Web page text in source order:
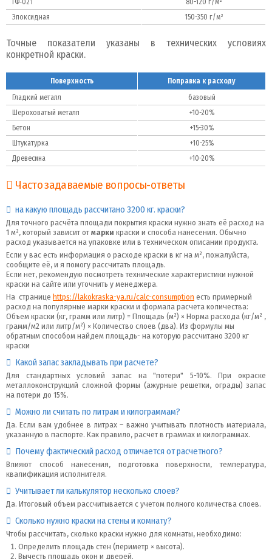
ГФ‑021
80-120 г/м²
Эпоксидная
150-350 г/м²
Точные показатели указаны в технических условиях
конкретной краски.
Поверхность
Поправка к расходу
Гладкий металл
базовый
Шероховатый металл
+10-20%
Бетон
+15-30%
Штукатурка
+10-25%
Древесина
+10-20%
Часто задаваемые вопросы-ответы
на какую площадь рассчитано 3200 кг. краски?
Для точного расчёта площади покрытия краски нужно знать её расход на
1 м², который зависит отмарки краски и способа нанесения. Обычно
расход указывается на упаковке или в техническом описании продукта.
Если у вас есть информация о расходе краски в кг на м², пожалуйста,
сообщите её, и я помогу рассчитать площадь.
Если нет, рекомендую посмотреть технические характеристики нужной
краски на сайте или уточнить у менеджера.
На странице https://lakokraska-ya.ru/calc-consumption есть примерный
расход на популярные марки краски и формала расчета количества:
Объем краски (кг, грамм или литр) = Площадь (м²) × Норма расхода (кг/м² ,
грамм/м2 или литр/м²) × Количество слоев (два). Из формулы мы
обратным способом найдем площадь- на которую рассчитано 3200 кг
краски
Какой запас закладывать при расчете?
Для стандартных условий запас на "потери" 5-10%. При окраске
металлоконструкций сложной формы (ажурные решетки, ограды) запас
на потери до 15%.
Можно ли считать по литрам и килограммам?
Да. Если вам удобнее в литрах – важно учитывать плотность материала,
указанную в паспорте. Как правило, расчет в граммах и килограммах.
Почему фактический расход отличается от расчетного?
Влияют способ нанесения, подготовка поверхности, температура,
квалификация исполнителя.
Учитывает ли калькулятор несколько слоев?
Да. Итоговый объем рассчитывается с учетом полного количества слоев.
Сколько нужно краски на стены и комнату?
Чтобы рассчитать, сколько краски нужно для комнаты, необходимо:
Определить площадь стен (периметр × высота).
Вычесть площадь окон и дверей.